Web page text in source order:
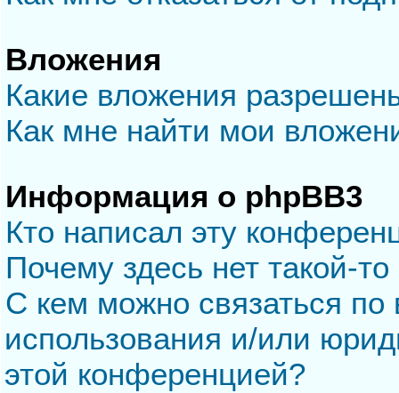
Вложения
Какие вложения
Как мне найти мои
Информация о phpBB3
Кто написал эту
Почему здесь нет такой-
С кем можно связаться по
использования и/или
этой конференцией?